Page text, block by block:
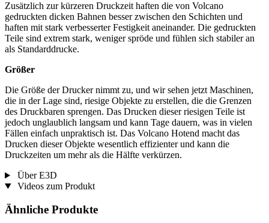
Zusätzlich zur kürzeren Druckzeit haften die von Volcano
gedruckten dicken Bahnen besser zwischen den Schichten und
haften mit stark verbesserter Festigkeit aneinander. Die gedruckten
Teile sind extrem stark, weniger spröde und fühlen sich stabiler an
als Standarddrucke.
Größer
Die Größe der Drucker nimmt zu, und wir sehen jetzt Maschinen,
die in der Lage sind, riesige Objekte zu erstellen, die die Grenzen
des Druckbaren sprengen. Das Drucken dieser riesigen Teile ist
jedoch unglaublich langsam und kann Tage dauern, was in vielen
Fällen einfach unpraktisch ist. Das Volcano Hotend macht das
Drucken dieser Objekte wesentlich effizienter und kann die
Druckzeiten um mehr als die Hälfte verkürzen.
Über E3D
Videos zum Produkt
Ähnliche Produkte